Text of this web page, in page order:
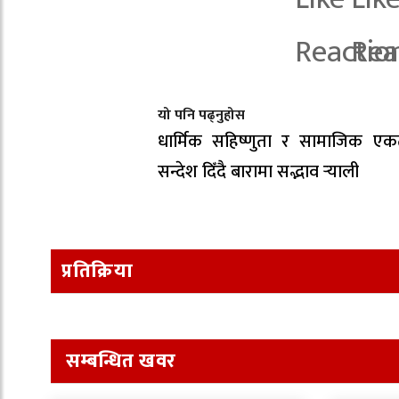
यो पनि पढ्नुहोस
धार्मिक सहिष्णुता र सामाजिक
सन्देश दिँदै बारामा सद्भाव र्‍याली
प्रतिक्रिया
सम्बन्धित खवर